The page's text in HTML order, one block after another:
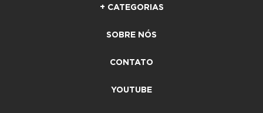
+ CATEGORIAS
SOBRE NÓS
CONTATO
YOUTUBE